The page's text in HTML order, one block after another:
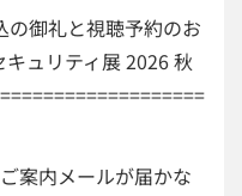
の御礼と視聴予約のお
ュリティ展 2026 秋
案内メールが届かな